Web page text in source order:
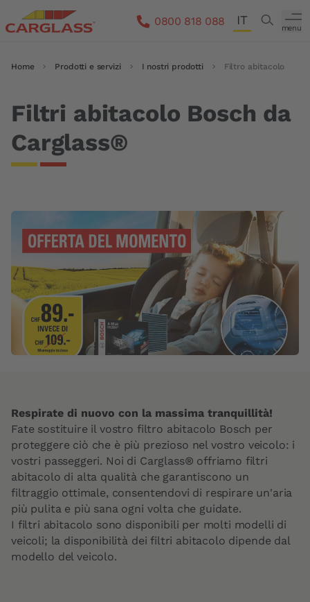
Salta al contenuto principale
0800 818 088
FR
IT
EN
Search
menu
Briciole di pane
Home Prodotti e servizi I nostri prodotti Filtro abitacolo
Filtri abitacolo Bosch da
Carglass®
Respirate di nuovo con la massima tranquillità!
Fate sostituire il vostro filtro abitacolo Bosch per
proteggere ciò che è più prezioso nel vostro veicolo: i
vostri passeggeri. Noi di Carglass® offriamo filtri
abitacolo di alta qualità che garantiscono un
filtraggio ottimale, consentendovi di respirare un'aria
più pulita e più sana ogni volta che guidate.
I filtri abitacolo sono disponibili per molti modelli di
veicoli; la disponibilità dei filtri abitacolo dipende dal
modello del veicolo.